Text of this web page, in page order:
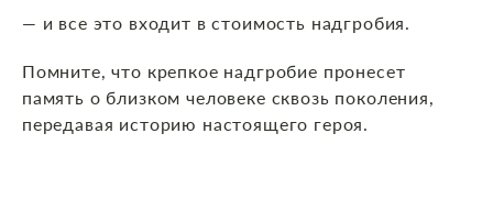
— и все это входит в стоимость надгробия.
Помните, что крепкое надгробие пронесет
память о близком человеке сквозь поколения,
передавая историю настоящего героя.